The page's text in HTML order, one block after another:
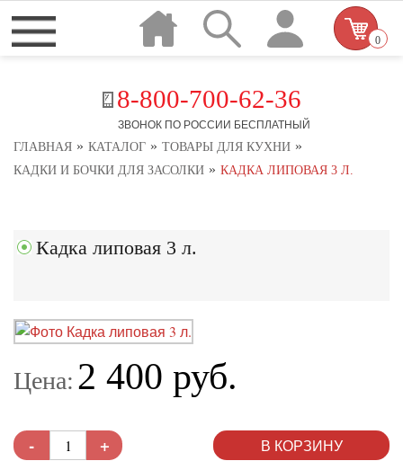
8-800-700-62-36
ЗВОНОК ПО РОССИИ БЕСПЛАТНЫЙ
0
ГЛАВНАЯ » КАТАЛОГ » ТОВАРЫ ДЛЯ КУХНИ »
КАДКИ И БОЧКИ ДЛЯ ЗАСОЛКИ » КАДКА ЛИПОВАЯ 3 Л.
Кадка липовая 3 л.
Цена: 2 400 руб.
- + В КОРЗИНУ